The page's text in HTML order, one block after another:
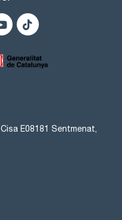
E08181 Sentmenat,